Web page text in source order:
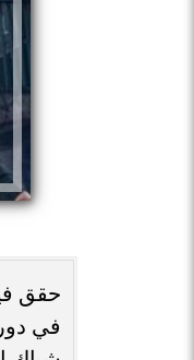
حقق